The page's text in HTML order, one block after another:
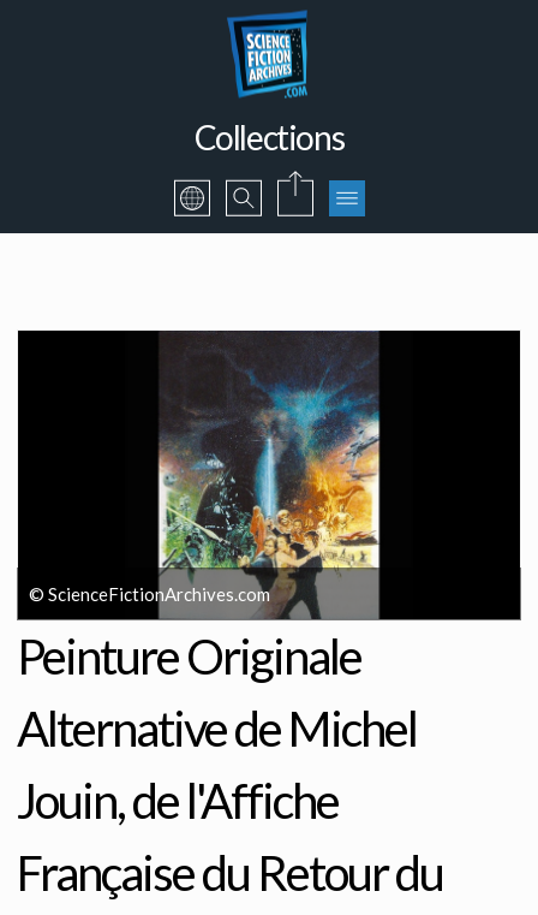
Collections
© ScienceFictionArchives.com
Peinture Originale
Alternative de Michel
Jouin, de l'Affiche
Française du Retour du